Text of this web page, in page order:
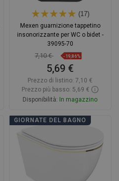
(17)
Mexen guarnizione tappetino
insonorizzante per WC o bidet -
39095-70
7,10 € -19,86%
5,69 €
Prezzo di listino: 7,10 €
Prezzo più basso: 5,69 €
Disponibilità: In magazzino
Aggiungi al carrello
Confrontare
GIORNATE DEL BAGNO